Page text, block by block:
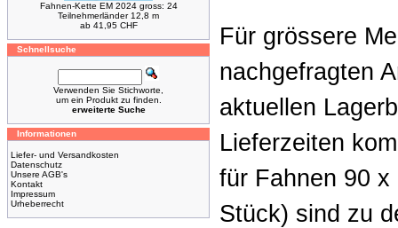
Fahnen-Kette EM 2024 gross: 24
Teilnehmerländer 12,8 m
ab 41,95 CHF
Schnellsuche
Verwenden Sie Stichworte,
um ein Produkt zu finden.
erweiterte Suche
Informationen
Liefer- und Versandkosten
Datenschutz
Unsere AGB's
Kontakt
Impressum
Urheberrecht
Für grössere
nachgefragten
aktuellen
Lieferzeiten
für Fahnen 90
Stück) sind zu